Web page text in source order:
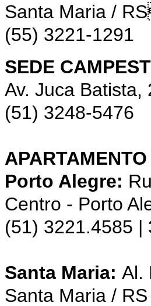
Santa Maria /
(55) 3221-1291
SEDE
Av. Juca Batista,
(51) 3248-5476
Porto Alegre:
Centro - Porto
(51) 3221.4585 |
Santa Maria: Al.
Santa Maria /